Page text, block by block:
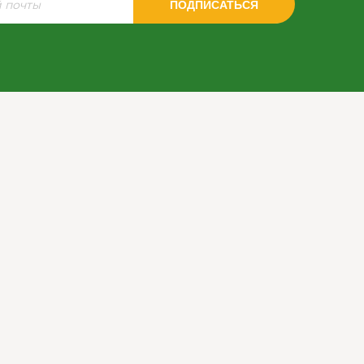
ПОДПИСАТЬСЯ